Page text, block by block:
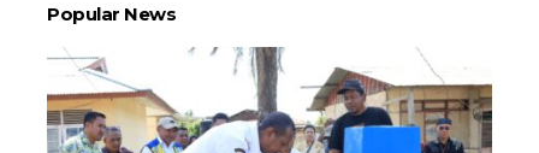
Popular News